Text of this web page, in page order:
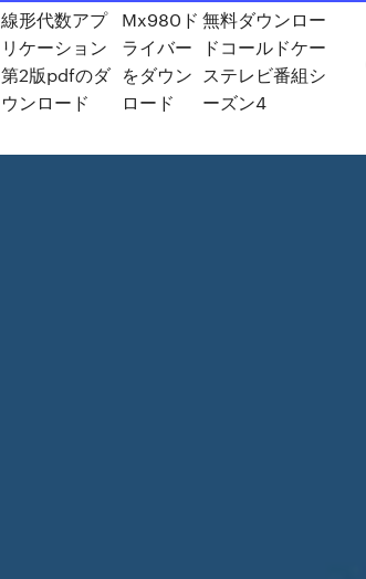
線形代数アプ
リケーション
第2版pdfのダ
ウンロード
Mx980ド
ライバー
をダウン
ロード
無料ダウンロー
ドコールドケー
ステレビ番組シ
ーズン4